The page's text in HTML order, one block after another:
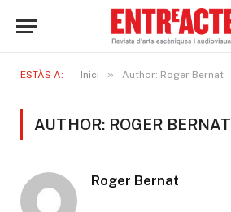
ESTÀS A: Inici » Author: Roger Bernat
AUTHOR: ROGER BERNAT
Roger Bernat